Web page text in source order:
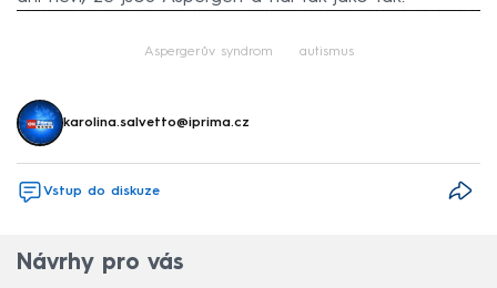
Aspergerův syndrom autismus
karolina.salvetto@iprima.cz
Vstup do diskuze
Návrhy pro vás